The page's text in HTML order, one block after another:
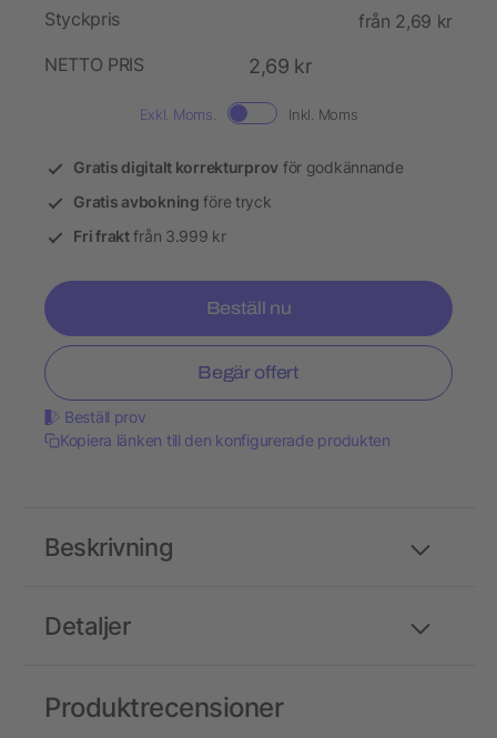
Styckpris
från 2,69 kr
NETTO PRIS
2,69 kr
Exkl. Moms. Inkl. Moms
Gratis digitalt korrekturprov för godkännande
Gratis avbokning före tryck
Fri fraktfrån 3.999 kr
Beställ nu
Begär offert
Beställ prov
Kopiera länken till den konfigurerade produkten
Detaljer
Beskrivning
Produktrecensioner